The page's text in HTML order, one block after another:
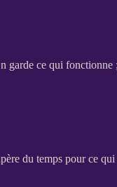
garde ce qui fonctionne
du temps pour ce